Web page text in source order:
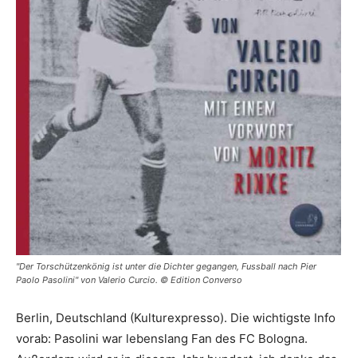
"Der Torschützenkönig ist unter die Dichter gegangen, Fussball nach Pier
Paolo Pasolini" von Valerio Curcio. © Edition Converso
Berlin, Deutschland (Kulturexpresso). Die wichtigste Info
vorab: Pasolini war lebenslang Fan des FC Bologna.